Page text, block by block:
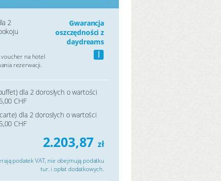
2
Gwarancja
oszczędności z
daydreams
i
na hotel
rezerwacji.
dla 2 dorosłych o wartości
CHF
dla 2 dorosłych o wartości
CHF
2.203,87 zł
podatek VAT, nie obejmują podatku
tur. i opłat dodatkowych.